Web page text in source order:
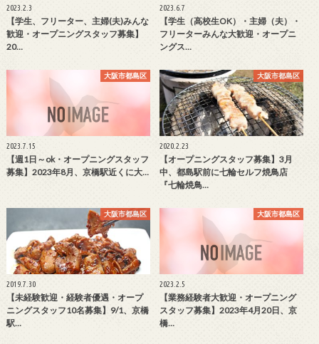
2023.2.3
【学生、フリーター、主婦(夫)みんな
歓迎・オープニングスタッフ募集】
20…
2023.6.7
【学生（高校生OK）・主婦（夫）・
フリーターみんな大歓迎・オープニ
ングス…
大阪市都島区
2023.7.15
【週1日～ok・オープニングスタッフ
募集】2023年8月、京橋駅近くに大…
大阪市都島区
2020.2.23
【オープニングスタッフ募集】3月
中、都島駅前に七輪セルフ焼鳥店
『七輪焼鳥…
大阪市都島区
2019.7.30
【未経験歓迎・経験者優遇・オープ
ニングスタッフ10名募集】9/1、京橋
駅…
大阪市都島区
2023.2.5
【業務経験者大歓迎・オープニング
スタッフ募集】2023年4月20日、京
橋…